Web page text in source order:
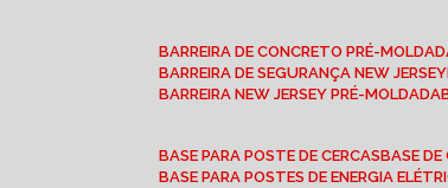
BARREIRA DE CONCRETO PRÉ-
BARREIRA DE SEGURANÇA NEW JERSEY
BARREIRA NEW JERSEY PRÉ-MOLDADA
BASE PARA POSTE DE CERCAS BASE
BASE PARA POSTES DE ENERGIA